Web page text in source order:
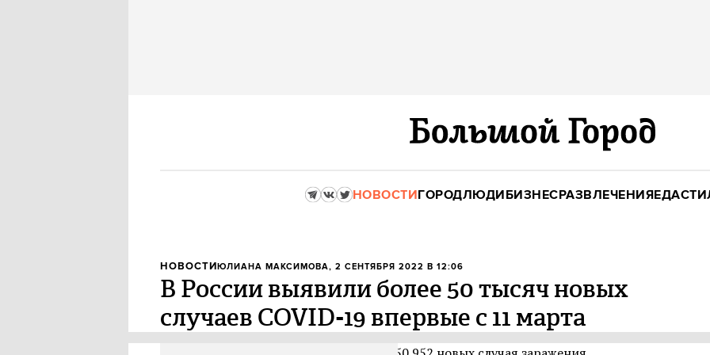
НОВОСТИГОРОДЛЮДИБИЗНЕСРАЗВЛЕЧЕНИЯЕДА
НОВОСТИЮЛИАНА МАКСИМОВА, 2 СЕНТЯБРЯ 2022 В 12:06
В России выявили более 50 тысяч новых
случаев COVID-19 впервые с 11 марта